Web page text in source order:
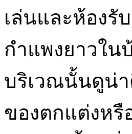
เล่นและห้อง
กำแพงยาวใน
บริเวณนั้นดูน่
ของตกแต่งหรื